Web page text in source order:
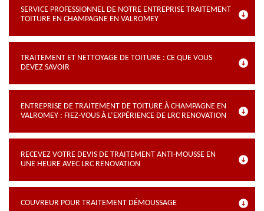
SERVICE PROFESSIONNEL DE NOTRE ENTREPRISE TRAITEMENT
TOITURE EN CHAMPAGNE EN VALROMEY
TRAITEMENT ET NETTOYAGE DE TOITURE : CE QUE VOUS
DEVEZ SAVOIR
ENTREPRISE DE TRAITEMENT DE TOITURE À CHAMPAGNE EN
VALROMEY : FIEZ-VOUS À L’EXPÉRIENCE DE LRC RENOVATION
RECEVEZ VOTRE DEVIS DE TRAITEMENT ANTI-MOUSSE EN
UNE HEURE AVEC LRC RENOVATION
COUVREUR POUR TRAITEMENT DÉMOUSSAGE